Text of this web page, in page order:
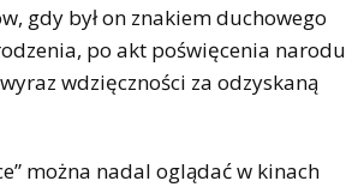
gdy był on znakiem duchowego
po akt poświęcenia narodu
wdzięczności za odzyskaną
można nadal oglądać w kinach